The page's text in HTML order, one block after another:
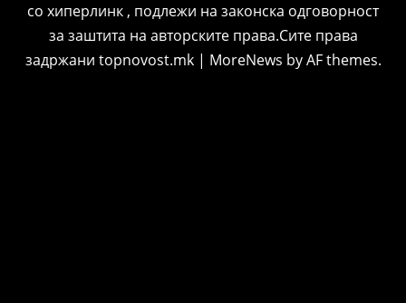
со хиперлинк , подлежи на законска одговорност
за заштита на авторските права.Сите права
задржани topnovost.mk | MoreNews by AF themes.